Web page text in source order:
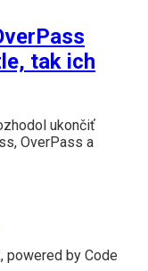
tak ich
ukončiť
OverPass a
powered by Code